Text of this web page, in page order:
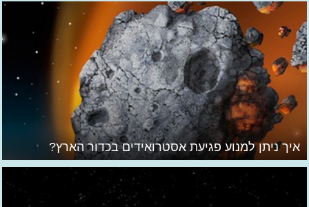
איך ניתן למנוע פגיעת אסטרואידים בכדור הארץ?